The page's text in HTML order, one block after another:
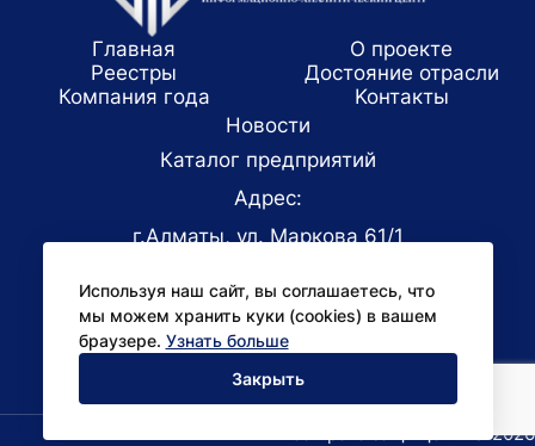
Используя наш сайт, вы соглашаетесь, что
мы можем хранить куки (cookies) в вашем
браузере. Узнать больше
Закрыть
Главная
О проекте
Реестры
Достояние отрасли
Компания года
Koнтaкты
Новости
Каталог предприятий
Адрес:
г.Алматы, ул. Маркова 61/1
office@niac.kz
Для СМИ:
pr@niac.kz
Все права защищены © 2026